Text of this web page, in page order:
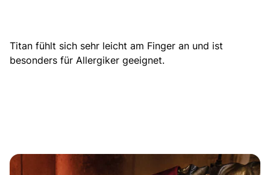
Titan fühlt sich sehr leicht am Finger an und ist
besonders für Allergiker geeignet.